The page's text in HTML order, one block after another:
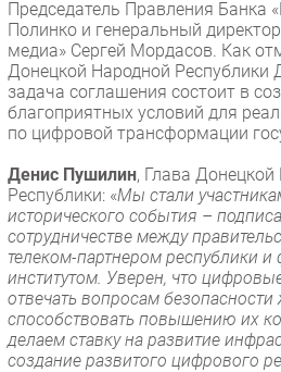
IT класс
Тестовый стенд
Каталог компаний
Председатель Правления Банка
Полинко и генеральный
медиа» Сергей Мордасов. Как
Донецкой Народной Республики
задача соглашения состоит в
благоприятных условий для
по цифровой трансформации
Денис Пушилин, Глава
Республики: «Мы стали
исторического события –
сотрудничестве между
телеком-партнером республики
институтом. Уверен, что
отвечать вопросам безопасности
способствовать повышению их
делаем ставку на развитие
создание развитого цифрового